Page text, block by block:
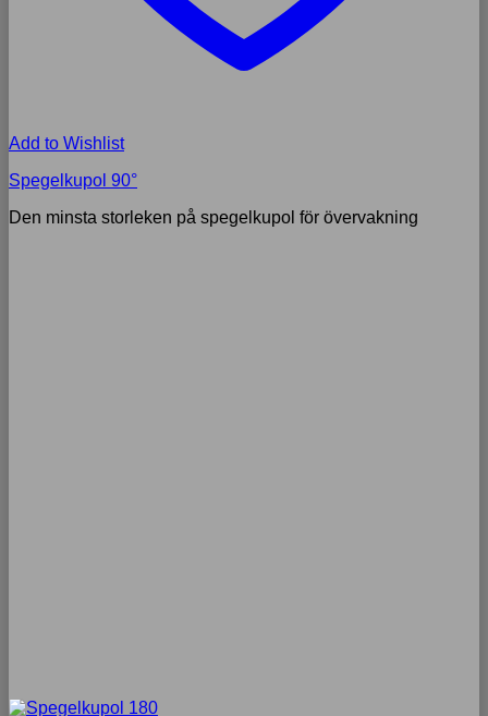
Add to Wishlist
Spegelkupol 90°
Den minsta storleken på spegelkupol för övervakning